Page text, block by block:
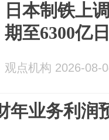
日本制铁上
期至6300亿
观点机构 2026-08-
年业务利润